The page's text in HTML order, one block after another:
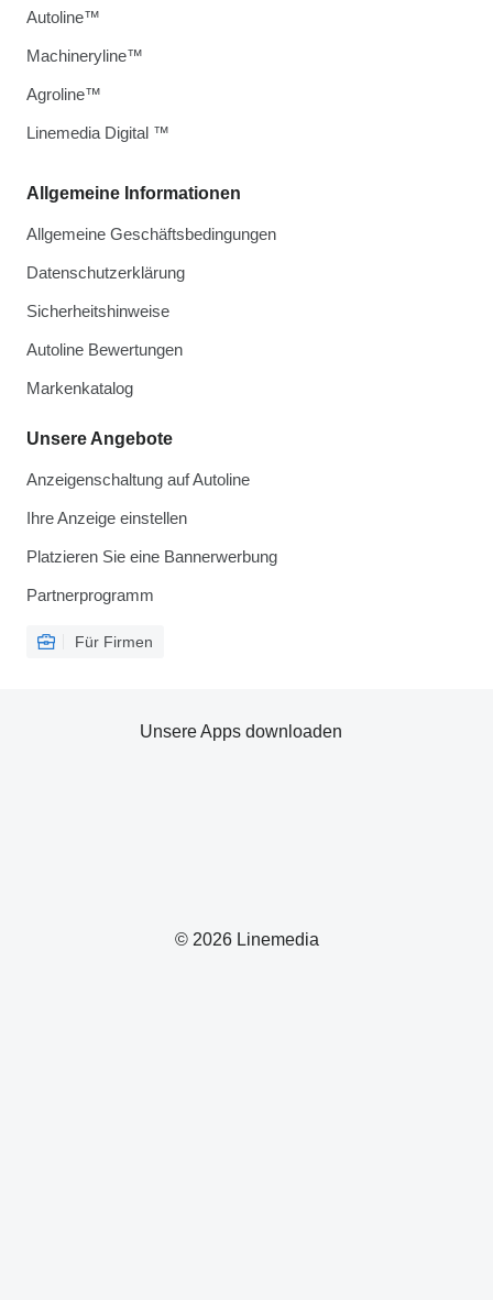
Allgemeine Informationen
Allgemeine Geschäftsbedingungen
Datenschutzerklärung
Sicherheitshinweise
Autoline Bewertungen
Markenkatalog
Unsere Angebote
Anzeigenschaltung auf Autoline
Ihre Anzeige einstellen
Platzieren Sie eine Bannerwerbung
Partnerprogramm
Für Firmen
Autoline™
Machineryline™
Agroline™
Linemedia Digital ™
© 2026 Linemedia
Unsere Apps downloaden